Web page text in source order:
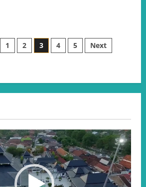
1 2 3 4 5 Next